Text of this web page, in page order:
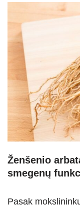
Ženšenio
smegenų
Pasak